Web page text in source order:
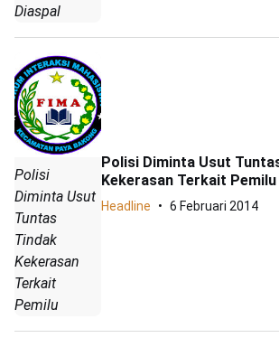
Diaspal
Polisi
Diminta Usut
Tuntas
Tindak
Kekerasan
Terkait
Pemilu
Polisi Diminta Usut
Kekerasan Terkait Pemilu
Headline 6 Februari 2014